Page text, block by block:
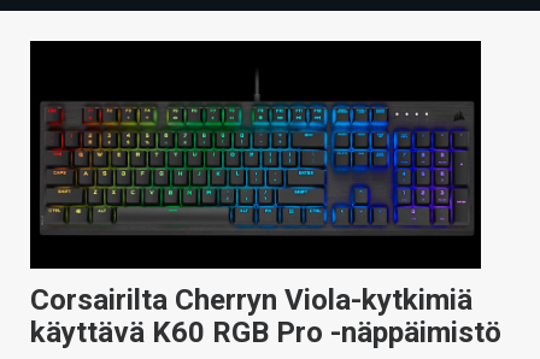
TECHBBS
HINTA.FI
KAUPPA
VAIHDA TEEMA
HAKU
Corsairilta Cherryn Viola-kytkimiä
käyttävä K60 RGB Pro -näppäimistö